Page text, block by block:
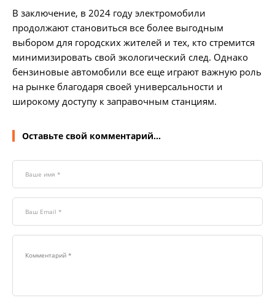
В заключение, в 2024 году электромобили
продолжают становиться все более выгодным
выбором для городских жителей и тех, кто стремится
минимизировать свой экологический след. Однако
бензиновые автомобили все еще играют важную роль
на рынке благодаря своей универсальности и
широкому доступу к заправочным станциям.
Оставьте свой комментарий...